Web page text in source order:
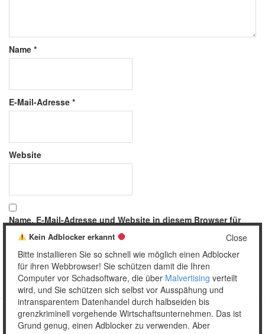
Name *
E-Mail-Adresse *
Website
Name, E-Mail-Adresse und Website in diesem Browser für
meinen nächsten Kommentar speichern.
Copyright © 2026 Unser täglich Spam.
Close
Kein Adblocker erkannt
Bitte installieren Sie so schnell wie möglich einen Adblocker
für ihren Webbrowser! Sie schützen damit die Ihren
Computer vor Schadsoftware, die über Malvertising verteilt
wird, und Sie schützen sich selbst vor Ausspähung und
intransparentem Datenhandel durch halbseiden bis
grenzkriminell vorgehende Wirtschaftsunternehmen. Das ist
Grund genug, einen Adblocker zu verwenden. Aber